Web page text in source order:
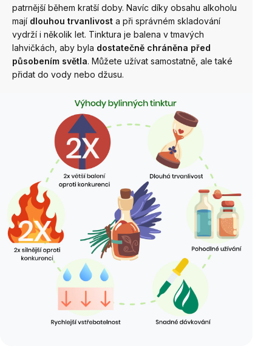
patrnější během kratší doby. Navíc díky obsahu alkoholu
mají dlouhou trvanlivost a při správném skladování
vydrží i několik let. Tinktura je balena v tmavých
lahvičkách, aby byla dostatečně chráněna před
působením světla. Můžete užívat samostatně, ale také
přidat do vody nebo džusu.